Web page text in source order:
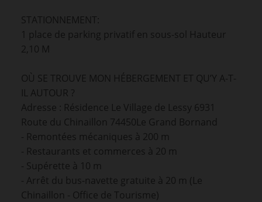
STATIONNEMENT:
1 place de parking privatif en sous-sol Hauteur
2,10 M
OÙ SE TROUVE MON HÉBERGEMENT ET QU’Y A-T-
IL AUTOUR ?
Adresse : Résidence Le Village de Lessy 6931
Route du Chinaillon 74450Le Grand Bornand
- Remontées mécaniques à 200 m
- Restaurants et commerces à 20 m
- Supérette à 10 m
- Arrêt du bus-navette gratuite à 20 m (Le
Chinaillon - Office de Tourisme)